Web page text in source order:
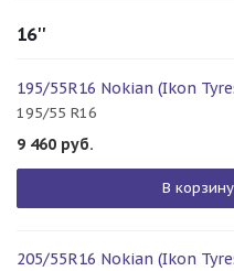
16''
195/55R16 Nokian (Ikon
195/55 R16
9 460 руб.
В корзину
205/55R16 Nokian (Ikon